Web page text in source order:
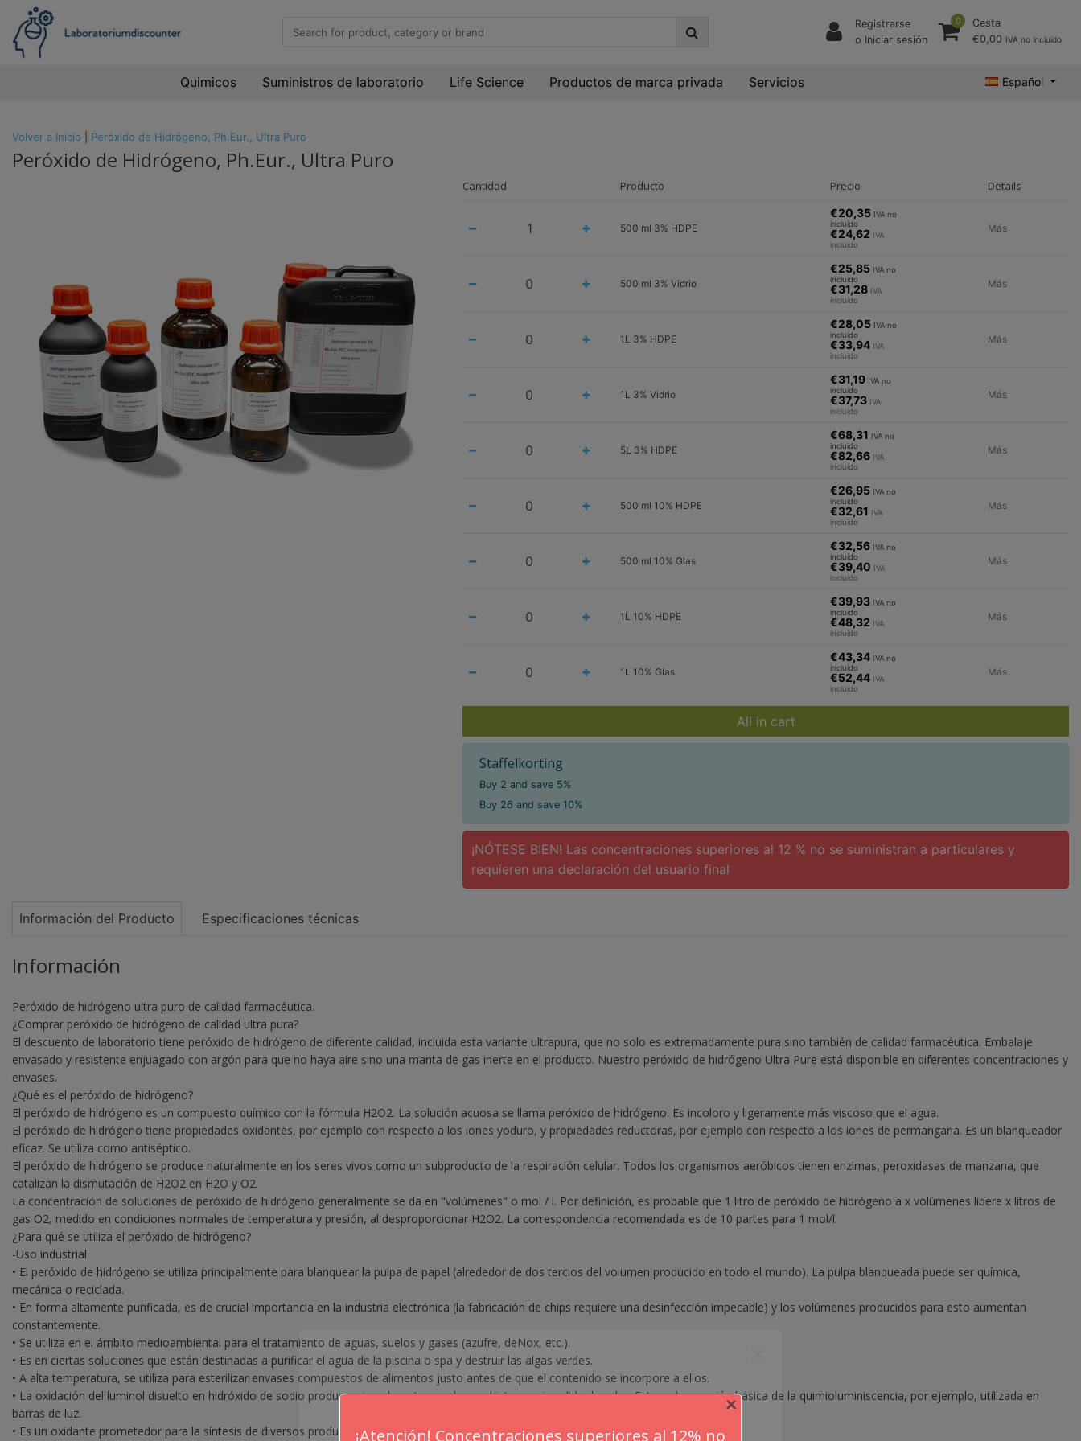
Registrarse
o Iniciar sesión
0
Cesta
€0,00 IVA no incluido
Quimicos Suministros de laboratorio Life Science Productos de marca privada Servicios Español
×
¡Atención! Concentraciones superiores al 12% no
Volver a Inicio Peróxido de Hidrógeno, Ph.Eur., Ultra Puro
Peróxido de Hidrógeno, Ph.Eur., Ultra Puro
Cantidad Producto Precio Details
500 ml 3% HDPE
€20,35 IVA no
incluido
€24,62 IVA
incluido
Más
500 ml 3% Vidrio
€25,85 IVA no
incluido
€31,28 IVA
incluido
Más
1L 3% HDPE
€28,05 IVA no
incluido
€33,94 IVA
incluido
Más
1L 3% Vidrio
€31,19 IVA no
incluido
€37,73 IVA
incluido
Más
5L 3% HDPE
€68,31 IVA no
incluido
€82,66 IVA
incluido
Más
500 ml 10% HDPE
€26,95 IVA no
incluido
€32,61 IVA
incluido
Más
500 ml 10% Glas
€32,56 IVA no
incluido
€39,40 IVA
incluido
Más
1L 10% HDPE
€39,93 IVA no
incluido
€48,32 IVA
incluido
Más
1L 10% Glas
€43,34 IVA no
incluido
€52,44 IVA
incluido
Más
All in cart
Staffelkorting
Buy 2 and save 5%
Buy 26 and save 10%
¡NÓTESE BIEN! Las concentraciones superiores al 12 % no se suministran a particulares y
requieren una declaración del usuario final
Información del Producto Especificaciones técnicas
Información
Peróxido de hidrógeno ultra puro de calidad farmacéutica.
¿Comprar peróxido de hidrógeno de calidad ultra pura?
El descuento de laboratorio tiene peróxido de hidrógeno de diferente calidad, incluida esta variante ultrapura, que no solo es extremadamente pura sino también de calidad farmacéutica. Embalaje
envasado y resistente enjuagado con argón para que no haya aire sino una manta de gas inerte en el producto. Nuestro peróxido de hidrógeno Ultra Pure está disponible en diferentes concentraciones y
envases.
¿Qué es el peróxido de hidrógeno?
El peróxido de hidrógeno es un compuesto químico con la fórmula H2O2. La solución acuosa se llama peróxido de hidrógeno. Es incoloro y ligeramente más viscoso que el agua.
El peróxido de hidrógeno tiene propiedades oxidantes, por ejemplo con respecto a los iones yoduro, y propiedades reductoras, por ejemplo con respecto a los iones de permangana. Es un blanqueador
eficaz. Se utiliza como antiséptico.
El peróxido de hidrógeno se produce naturalmente en los seres vivos como un subproducto de la respiración celular. Todos los organismos aeróbicos tienen enzimas, peroxidasas de manzana, que
catalizan la dismutación de H2O2 en H2O y O2.
La concentración de soluciones de peróxido de hidrógeno generalmente se da en "volúmenes" o mol / l. Por definición, es probable que 1 litro de peróxido de hidrógeno a x volúmenes libere x litros de
gas O2, medido en condiciones normales de temperatura y presión, al desproporcionar H2O2. La correspondencia recomendada es de 10 partes para 1 mol/l.
¿Para qué se utiliza el peróxido de hidrógeno?
-Uso industrial
• El peróxido de hidrógeno se utiliza principalmente para blanquear la pulpa de papel (alrededor de dos tercios del volumen producido en todo el mundo). La pulpa blanqueada puede ser química,
mecánica o reciclada.
• En forma altamente purificada, es de crucial importancia en la industria electrónica (la fabricación de chips requiere una desinfección impecable) y los volúmenes producidos para esto aumentan
constantemente.
• Se utiliza en el ámbito medioambiental para el tratamiento de aguas, suelos y gases (azufre, deNox, etc.).
• Es en ciertas soluciones que están destinadas a purificar el agua de la piscina o spa y destruir las algas verdes.
• A alta temperatura, se utiliza para esterilizar envases compuestos de alimentos justo antes de que el contenido se incorpore a ellos.
• La oxidación del luminol disuelto en hidróxido de sodio produce, sin colorante, una luz azul intensa sin salida de calor. Esta es la reacción básica de la quimioluminiscencia, por ejemplo, utilizada en
barras de luz.
• Es un oxidante prometedor para la síntesis de diversos productos químicos.
5% off for your next order
receive a 10% discount on your next purchase for all chemical products from